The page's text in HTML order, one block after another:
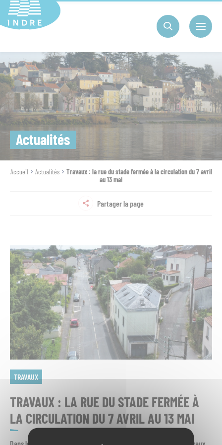
Actualités
Accueil Actualités
Travaux : la rue du stade fermée à la circulation du 7 avril
au 13 mai
Partager la page
TRAVAUX
TRAVAUX : LA RUE DU STADE FERMÉE À
LA CIRCULATION DU 7 AVRIL AU 13 MAI
Cookies management panel